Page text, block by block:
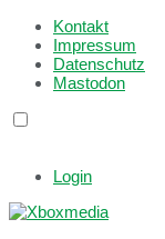
Kontakt
Impressum
Datenschutz
Mastodon
Login